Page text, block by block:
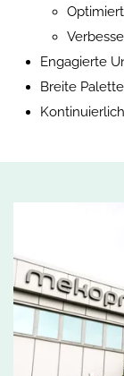
Engagierte
Breite